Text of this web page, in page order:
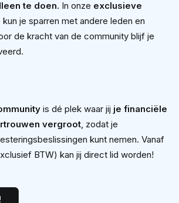
te doen. In onze exclusieve
kun je sparren met andere leden en
de kracht van de community blijf je
is dé plek waar jij je financiële
vergroot, zodat je
kunt nemen. Vanaf
BTW) kan jij direct lid worden!